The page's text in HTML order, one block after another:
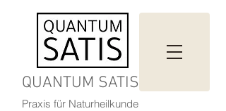
QUANTUM SATIS
Praxis für Naturheilkunde